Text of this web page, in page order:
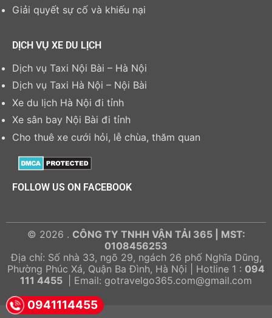
Giải quyết sự cố và khiếu nại
DỊCH VỤ XE DU LỊCH
Dịch vụ Taxi Nội Bài – Hà Nội
Dịch vụ Taxi Hà Nội – Nội Bài
Xe du lịch Hà Nội đi tỉnh
Xe sân bay Nội Bài đi tỉnh
Cho thuê xe cưới hỏi, lễ chùa, thăm quan
FOLLOW US ON FACEBOOK
© 2026 . CÔNG TY TNHH VẬN TẢI 365 | MST:
0108456253
Địa chỉ: Số nhà 33, ngõ 29, ngách 26 phố Nghĩa Dũng,
Phường Phúc Xá, Quận Ba Đình, Hà Nội | Hotline 1 : 094
111 4455
| Email: gotravelgo365.com@gmail.com
0941114455